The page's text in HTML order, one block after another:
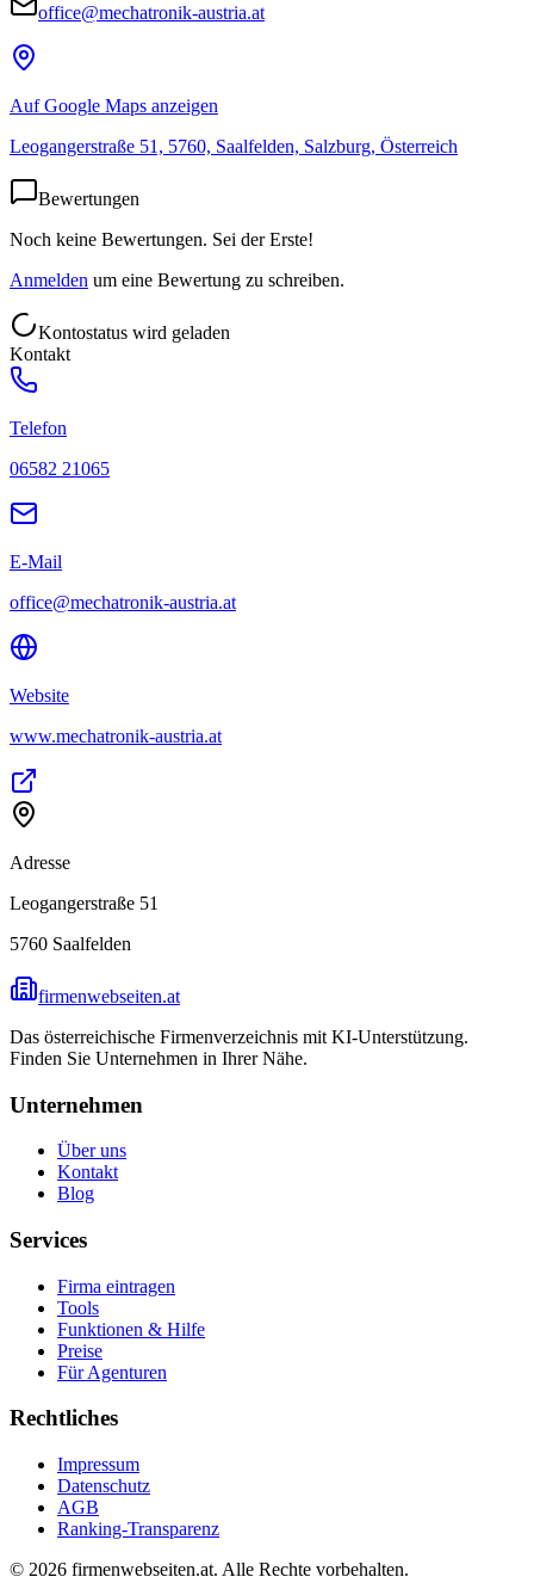
office@mechatronik-austria.at
Auf Google Maps anzeigen
Leogangerstraße 51, 5760, Saalfelden, Salzburg, Österreich
Bewertungen
Noch keine Bewertungen. Sei der Erste!
Anmelden um eine Bewertung zu schreiben.
Kontostatus wird geladen
Kontakt
Telefon
06582 21065
E-Mail
office@mechatronik-austria.at
Website
www.mechatronik-austria.at
Adresse
Leogangerstraße 51
5760 Saalfelden
firmenwebseiten.at
Das österreichische Firmenverzeichnis mit KI-Unterstützung.
Finden Sie Unternehmen in Ihrer Nähe.
Unternehmen
Über uns
Kontakt
Blog
Services
Firma eintragen
Tools
Funktionen & Hilfe
Preise
Für Agenturen
Rechtliches
Impressum
Datenschutz
AGB
Ranking-Transparenz
© 2026 firmenwebseiten.at. Alle Rechte vorbehalten.